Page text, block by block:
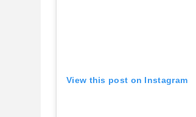
View this post on Instagram